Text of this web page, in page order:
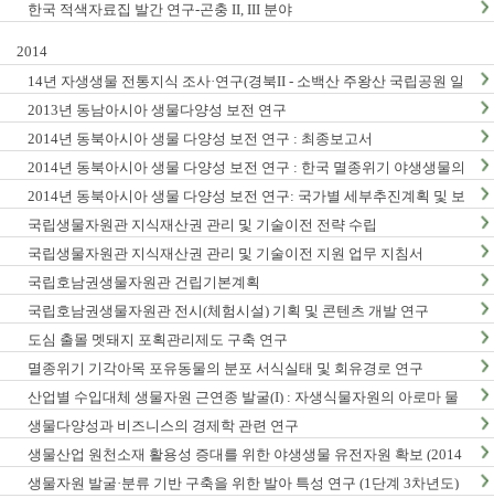
한국 적색자료집 발간 연구-곤충 II, III 분야
2014
14년 자생생물 전통지식 조사·연구(경북II - 소백산 주왕산 국립공원 일
대, 충남지역 Ⅱ - 계룡산 태안해안국립공원 일대)
2013년 동남아시아 생물다양성 보전 연구
2014년 동북아시아 생물 다양성 보전 연구 : 최종보고서
2014년 동북아시아 생물 다양성 보전 연구 : 한국 멸종위기 야생생물의
동북아시아 분포현황
2014년 동북아시아 생물 다양성 보전 연구: 국가별 세부추진계획 및 보
전정책지원 전략보고서
국립생물자원관 지식재산권 관리 및 기술이전 전략 수립
국립생물자원관 지식재산권 관리 및 기술이전 지원 업무 지침서
국립호남권생물자원관 건립기본계획
국립호남권생물자원관 전시(체험시설) 기획 및 콘텐츠 개발 연구
도심 출몰 멧돼지 포획관리제도 구축 연구
멸종위기 기각아목 포유동물의 분포 서식실태 및 회유경로 연구
산업별 수입대체 생물자원 근연종 발굴(I) : 자생식물자원의 아로마 물
질 탐색 및 발굴
생물다양성과 비즈니스의 경제학 관련 연구
생물산업 원천소재 활용성 증대를 위한 야생생물 유전자원 확보 (2014
년)
생물자원 발굴·분류 기반 구축을 위한 발아 특성 연구 (1단계 3차년도)